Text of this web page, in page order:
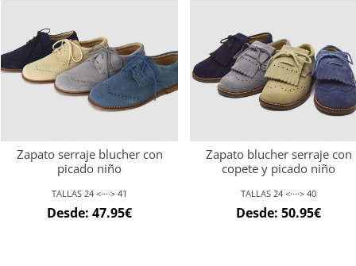
Zapato serraje blucher con
picado niño
TALLAS 24 <····> 41
Desde: 47.95€
Zapato blucher serraje con
copete y picado niño
TALLAS 24 <····> 40
Desde:50.95€